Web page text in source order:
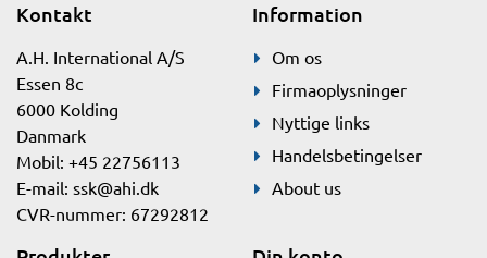
Kontakt
A.H. International A/S
Essen 8c
6000 Kolding
Danmark
Mobil: +45 22756113
E-mail: ssk@ahi.dk
CVR-nummer: 67292812
Information
Om os
Firmaoplysninger
Nyttige links
Handelsbetingelser
About us